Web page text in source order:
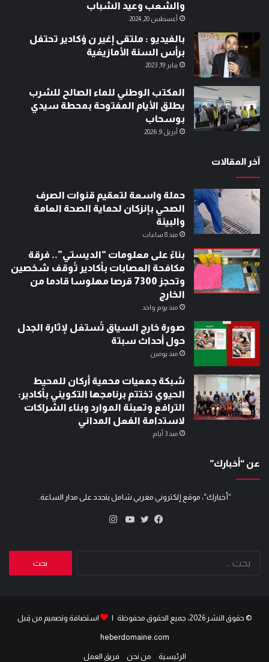
والشعب وعيد الشباب
أغسطس 20, 2024
بالفيديو : ملتقى إغير ن ؤكادير تحتفل
برأس السنة الأمازيغية
يناير 19, 2023
المكتب الوطني للماء الصالح للشرب
يطلق الأيام المفتوحة بمحطة سيدي
بوسحاب
أبريل 9, 2026
آخر المقالات
حملة واسعة لتعقيم قنوات الصرف
الصحي بإنزكان لحماية الصحة العامة
والبيئة
منذ 8 ساعات
بناءً على معلومات “الديستي”.. فرقة
مكافحة العصابات بأكادير تُوقف شخصين
وتحجز 7300 قرصا مهلوسا قادما من
الخارج
منذ يوم واحد
صورة خارج السياق تُستغل لإثارة الجدل
حول أحداث سبتة
منذ يومين
شبكة جمعيات محمية أركان للمحيط
الحيوي تختتم برنامجها التكويني بأكادير:
الترافع وتعبئة الموارد وبناء الشراكات
لاستدامة الفعل المداني
منذ 3 أيام
عن “أخبارك”
“أخبارك“، موقع إلكتروني مغربي شامل يتجدد على مدار الساعة.
© حقوق النشر 2026، جميع الحقوق محفوظة | استضافة وتصميم من قِبل
heberdomaine.com
الرئيسية من نحن فريق العمل